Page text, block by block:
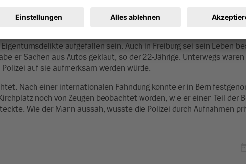
er auch Drogen. Mehrmals habe er versucht, sich umzubringen.
durch zahlreiche deutsche Städte, bevor er im Juli zurückkehrte und
aufgefallen sein. Auch in Freiburg sei sein Leben
er Sachen aus Autos geklaut, so der 22-Jährige. Unterwegs
auf sie aufmerksam werden würde.
Nach einer internationalen Fahndung konnte er in Bern
noch von Zeugen beobachtet worden, wie er einen Teil der
Wie der Mann aussah, wusste die Polizei durch Aufnahmen